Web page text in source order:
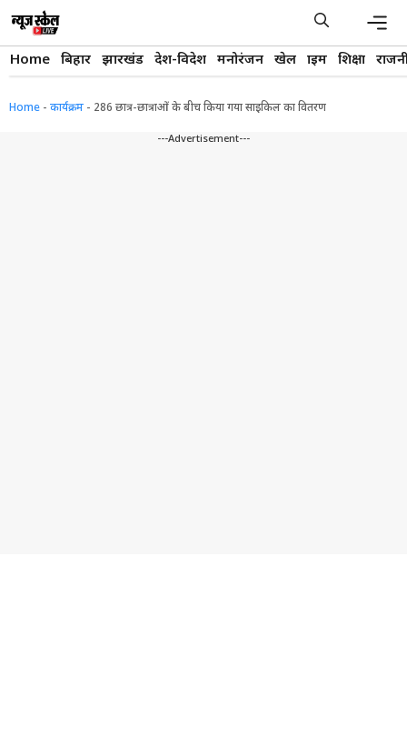
content
Home बिहार झारखंड देश-विदेश मनोरंजन खेल क्राइम शिक्षा
Home - कार्यक्रम - 286 छात्र-छात्राओं के बीच किया गया साइकिल का वितरण
---Advertisement---